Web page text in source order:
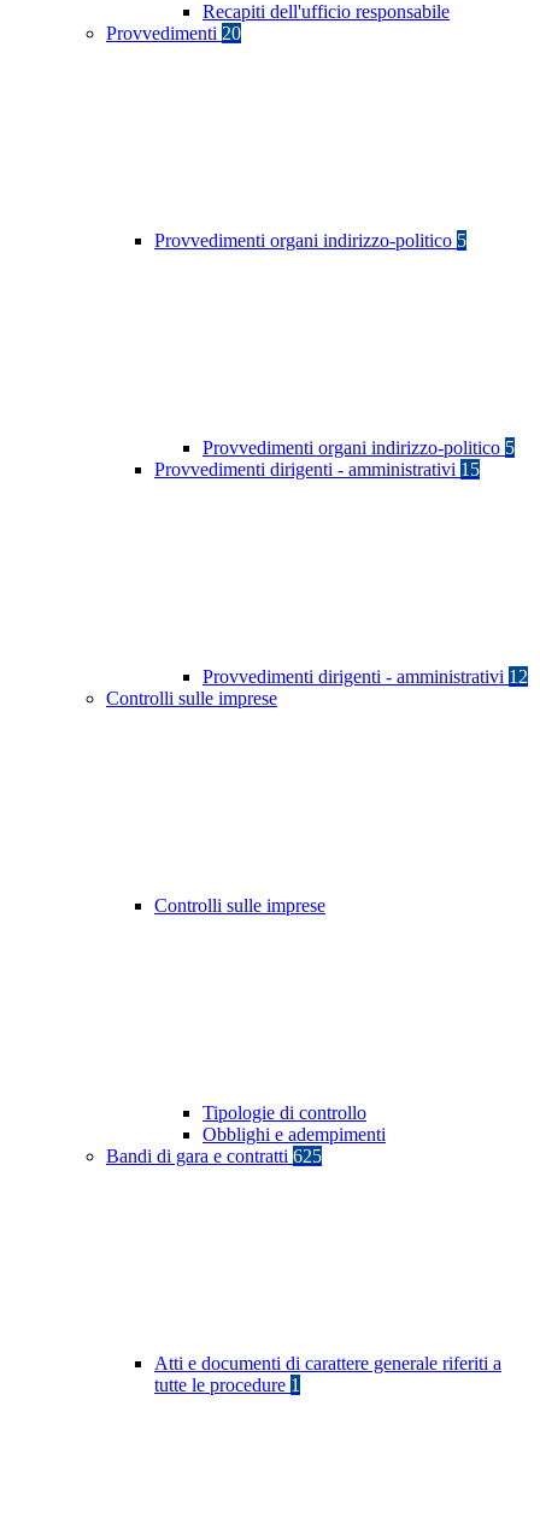
Recapiti dell'ufficio responsabile
Provvedimenti 20
Provvedimenti organi indirizzo-politico 5
Provvedimenti organi indirizzo-politico 5
Provvedimenti dirigenti - amministrativi 15
Provvedimenti dirigenti - amministrativi 12
Controlli sulle imprese
Controlli sulle imprese
Tipologie di controllo
Obblighi e adempimenti
Bandi di gara e contratti 625
Atti e documenti di carattere generale riferiti a
tutte le procedure 1